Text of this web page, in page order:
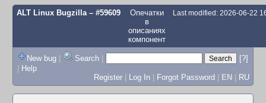
ALT Linux Bugzilla– #59609
Опечатки
в
описаниях
компонент
Last modified: 2026-06-22
New bug | Search |
[?]
| Help
Register | Log In | Forgot Password | EN | RU